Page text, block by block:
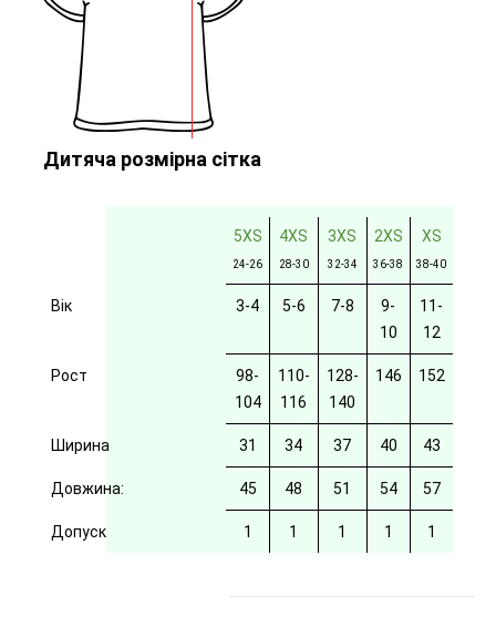
Дитяча розмірна сітка
5XS
24-26
4XS
28-30
3XS
32-34
2XS
36-38
XS
38-40
Вік 3-4 5-6 7-8
9-
10
11-
12
Рост
98-
104
110-
116
128-
140
146 152
Ширина 31 34 37 40 43
Довжина: 45 48 51 54 57
Допуск 1 1 1 1 1